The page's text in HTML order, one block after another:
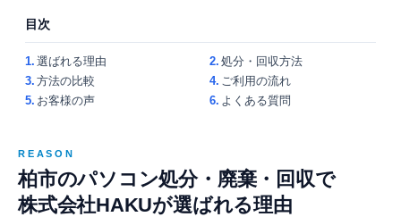
目次
1. 選ばれる理由 2. 処分・回収方法
3. 方法の比較 4. ご利用の流れ
5. お客様の声 6. よくある質問
REASON
柏市のパソコン処分・廃棄・回収で
株式会社HAKUが選ばれる理由